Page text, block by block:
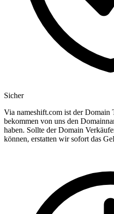
Sicher
Via nameshift.com ist der Domain
bekommen von uns den
haben. Sollte der Domain
können, erstatten wir sofort das